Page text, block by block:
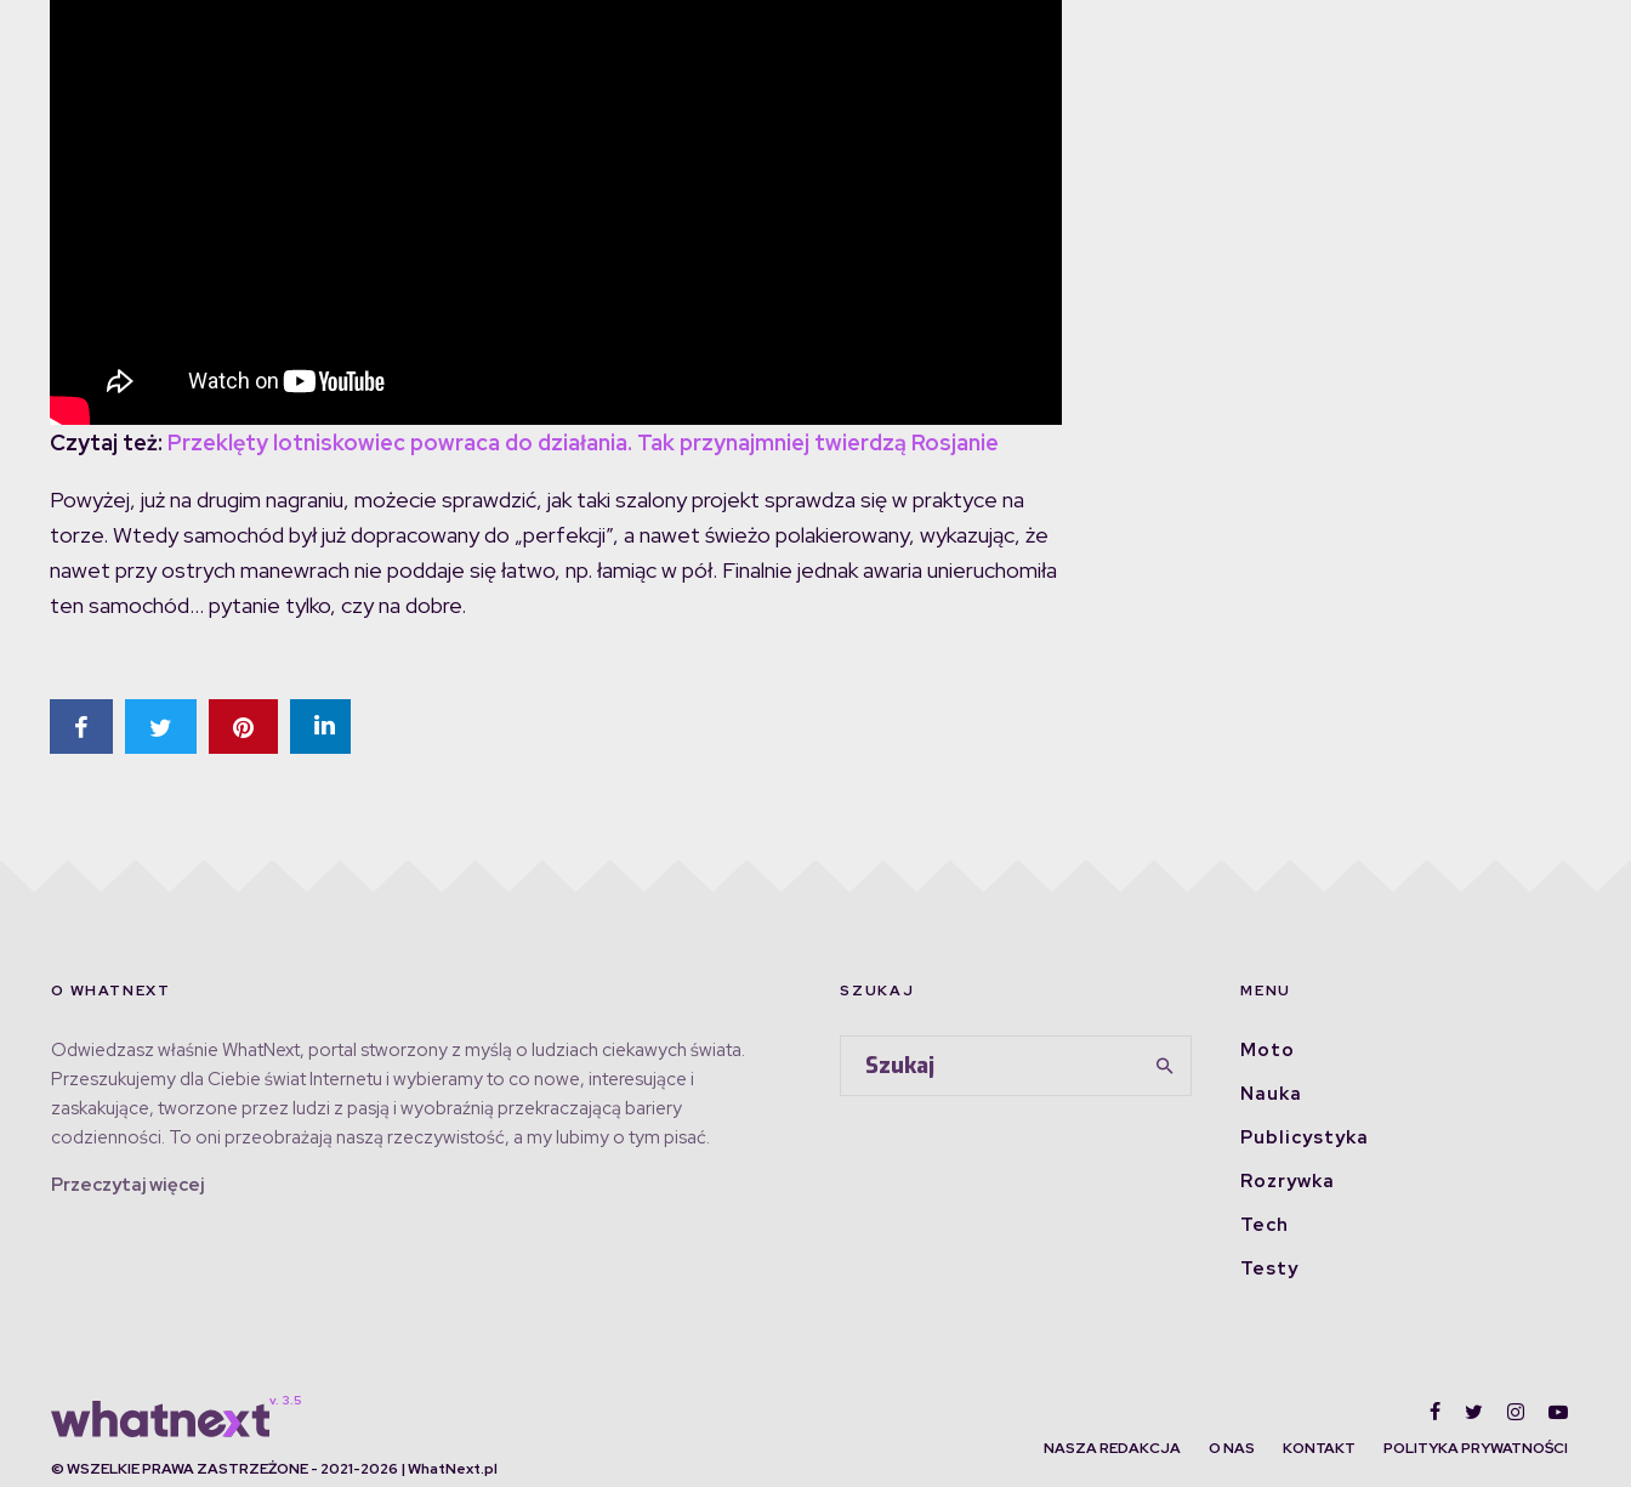
Czytaj też: Przeklęty lotniskowiec powraca do działania. Tak przynajmniej twierdzą Rosjanie
Powyżej, już na drugim nagraniu, możecie sprawdzić, jak taki szalony projekt sprawdza się w praktyce na
torze. Wtedy samochód był już dopracowany do „perfekcji”, a nawet świeżo polakierowany, wykazując, że
nawet przy ostrych manewrach nie poddaje się łatwo, np. łamiąc w pół. Finalnie jednak awaria unieruchomiła
ten samochód… pytanie tylko, czy na dobre.
O WHATNEXT
Odwiedzasz właśnie WhatNext, portal stworzony z myślą o ludziach ciekawych świata.
Przeszukujemy dla Ciebie świat Internetu i wybieramy to co nowe, interesujące i
zaskakujące, tworzone przez ludzi z pasją i wyobraźnią przekraczającą bariery
codzienności. To oni przeobrażają naszą rzeczywistość, a my lubimy o tym pisać.
Przeczytaj więcej
SZUKAJ MENU
Moto
Nauka
Publicystyka
Rozrywka
Tech
Testy
© WSZELKIE PRAWA ZASTRZEŻONE - 2021-2026 | WhatNext.pl
NASZA REDAKCJA O NAS KONTAKT POLITYKA PRYWATNOŚCI